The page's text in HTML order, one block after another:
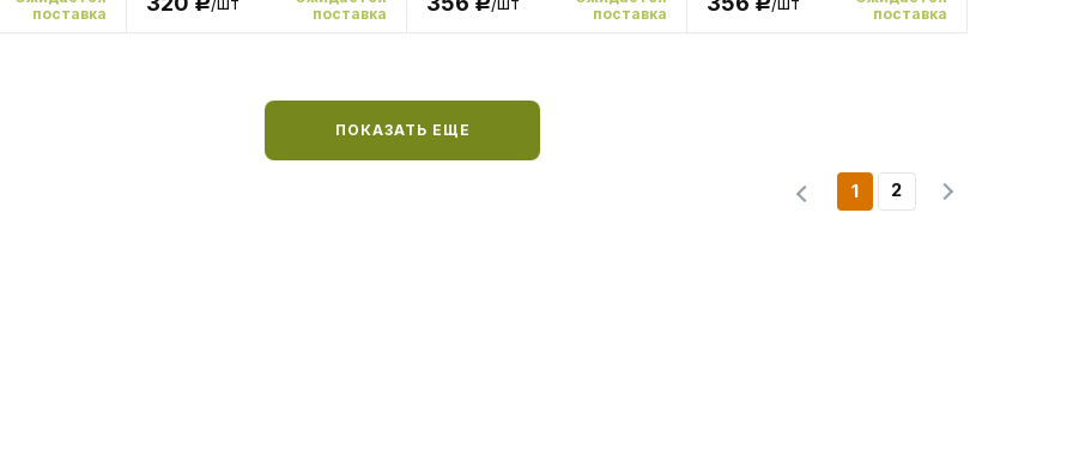
поставка
поставка
поставка
поставка
ПОКАЗАТЬ ЕЩЕ
1 2